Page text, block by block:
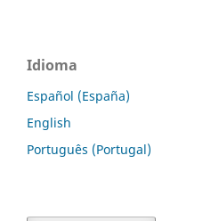
Idioma
Español (España)
English
Português (Portugal)